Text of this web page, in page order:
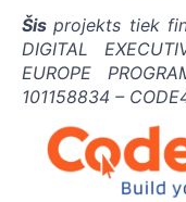
Šisprojekts tiek
DIGITAL
EUROPE
101158834 –